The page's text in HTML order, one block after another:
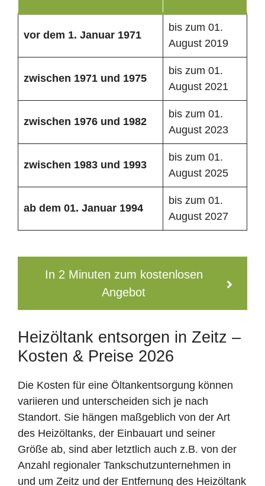
vor dem 1. Januar 1971
bis zum 01.
August 2019
zwischen 1971 und 1975
bis zum 01.
August 2021
zwischen 1976 und 1982
bis zum 01.
August 2023
zwischen 1983 und 1993
bis zum 01.
August 2025
ab dem 01. Januar 1994
bis zum 01.
August 2027
In 2 Minuten zum kostenlosen
Angebot
Heizöltank entsorgen in Zeitz –
Kosten & Preise 2026
Die Kosten für eine Öltankentsorgung können
variieren und unterscheiden sich je nach
Standort. Sie hängen maßgeblich von der Art
des Heizöltanks, der Einbauart und seiner
Größe ab, sind aber letztlich auch z.B. von der
Anzahl regionaler Tankschutzunternehmen in
und um Zeitz und der Entfernung des Heizöltank